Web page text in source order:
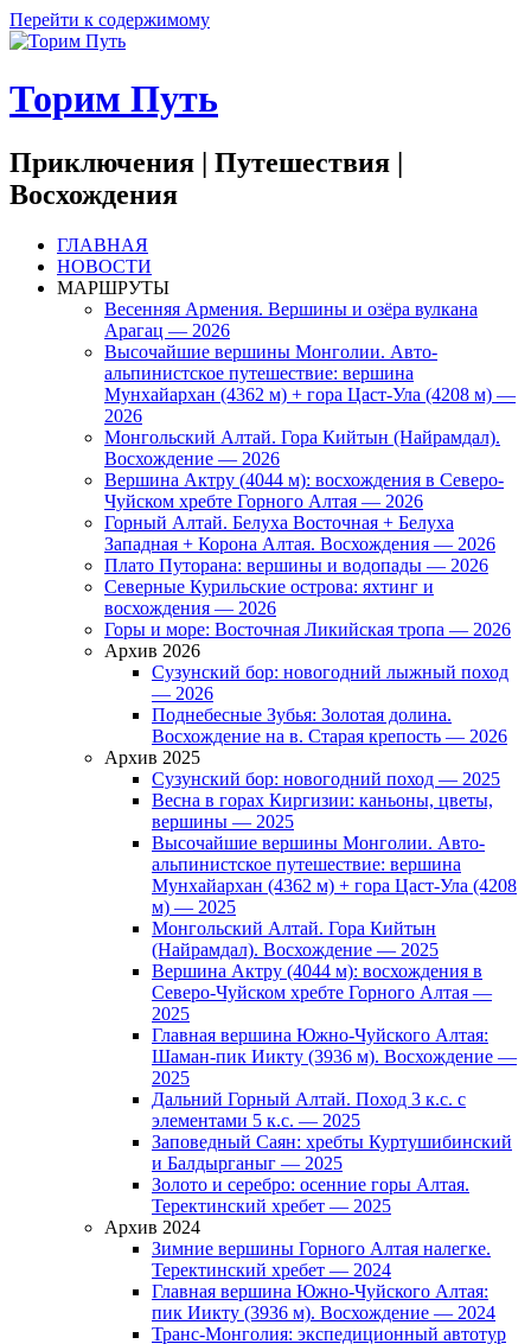
Перейти к содержимому
Торим Путь
Приключения | Путешествия |
Восхождения
ГЛАВНАЯ
НОВОСТИ
МАРШРУТЫ
Весенняя Армения. Вершины и озёра вулкана
Арагац — 2026
Высочайшие вершины Монголии. Авто-
альпинистское путешествие: вершина
Мунхайархан (4362 м) + гора Цаст-Ула (4208 м) —
2026
Монгольский Алтай. Гора Кийтын (Найрамдал).
Восхождение — 2026
Вершина Актру (4044 м): восхождения в Северо-
Чуйском хребте Горного Алтая — 2026
Горный Алтай. Белуха Восточная + Белуха
Западная + Корона Алтая. Восхождения — 2026
Плато Путорана: вершины и водопады — 2026
Северные Курильские острова: яхтинг и
восхождения — 2026
Горы и море: Восточная Ликийская тропа — 2026
Архив 2026
Сузунский бор: новогодний лыжный поход
— 2026
Поднебесные Зубья: Золотая долина.
Восхождение на в. Старая крепость — 2026
Архив 2025
Сузунский бор: новогодний поход — 2025
Весна в горах Киргизии: каньоны, цветы,
вершины — 2025
Высочайшие вершины Монголии. Авто-
альпинистское путешествие: вершина
Мунхайархан (4362 м) + гора Цаст-Ула (4208
м) — 2025
Монгольский Алтай. Гора Кийтын
(Найрамдал). Восхождение — 2025
Вершина Актру (4044 м): восхождения в
Северо-Чуйском хребте Горного Алтая —
2025
Главная вершина Южно-Чуйского Алтая:
Шаман-пик Иикту (3936 м). Восхождение —
2025
Дальний Горный Алтай. Поход 3 к.с. с
элементами 5 к.с. — 2025
Заповедный Саян: хребты Куртушибинский
и Балдырганыг — 2025
Золото и серебро: осенние горы Алтая.
Теректинский хребет — 2025
Архив 2024
Зимние вершины Горного Алтая налегке.
Теректинский хребет — 2024
Главная вершина Южно-Чуйского Алтая:
пик Иикту (3936 м). Восхождение — 2024
Транс-Монголия: экспедиционный автотур